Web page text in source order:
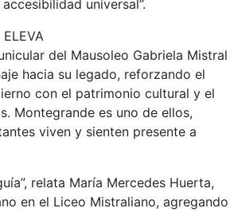
universal”.
del Mausoleo Gabriela Mistral
hacia su legado, reforzando el
con el patrimonio cultural y el
Montegrande es uno de ellos,
viven y sienten presente a
relata María Mercedes Huerta,
en el Liceo Mistraliano, agregando